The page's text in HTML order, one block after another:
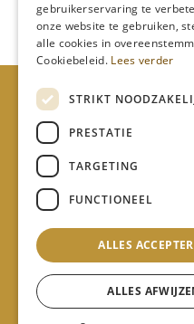
Ten Briele 12/11,
Tel:
© 2026. All rights
gebruikerservaring te
onze website te gebruiken,
alle cookies in
Cookiebeleid. Lees verder
STRIKT
PRESTATIE
TARGETING
FUNCTIONEEL
ALLES
ALLES